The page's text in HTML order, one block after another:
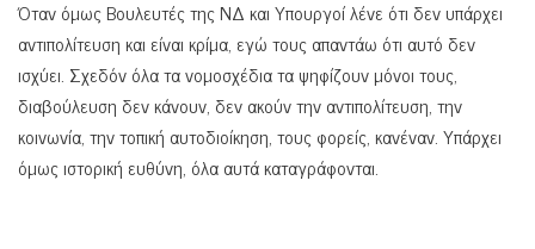
Όταν όμως Βουλευτές της ΝΔ και Υπουργοί λένε ότι δεν υπάρχει
αντιπολίτευση και είναι κρίμα, εγώ τους απαντάω ότι αυτό δεν
ισχύει. Σχεδόν όλα τα νομοσχέδια τα ψηφίζουν μόνοι τους,
διαβούλευση δεν κάνουν, δεν ακούν την αντιπολίτευση, την
κοινωνία, την τοπική αυτοδιοίκηση, τους φορείς, κανέναν. Υπάρχει
όμως ιστορική ευθύνη, όλα αυτά καταγράφονται.